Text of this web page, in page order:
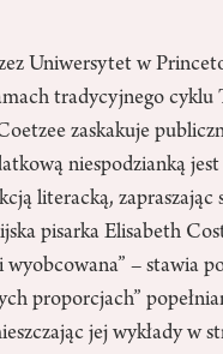
Uniwersytet w
tradycyjnego
zaskakuje
niespodzianką
literacką,
pisarka Elisabeth
wyobcowana” – stawia
proporcjach”
jej wykłady w